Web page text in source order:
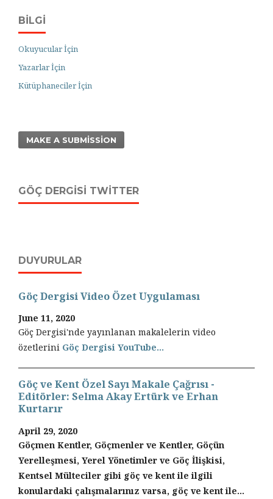
BILGI
Okuyucular İçin
Yazarlar İçin
Kütüphaneciler İçin
MAKE A SUBMISSION
GÖÇ DERGISI TWITTER
DUYURULAR
Göç Dergisi Video Özet Uygulaması
June 11, 2020
Göç Dergisi'nde yayınlanan makalelerin video
özetlerini Göç Dergisi YouTube...
Göç ve Kent Özel Sayı Makale Çağrısı -
Editörler: Selma Akay Ertürk ve Erhan
Kurtarır
April 29, 2020
Göçmen Kentler, Göçmenler ve Kentler, Göçün
Yerelleşmesi, Yerel Yönetimler ve Göç İlişkisi,
Kentsel Mülteciler gibi göç ve kent ile ilgili
konulardaki çalışmalarınız varsa, göç ve kent ile...